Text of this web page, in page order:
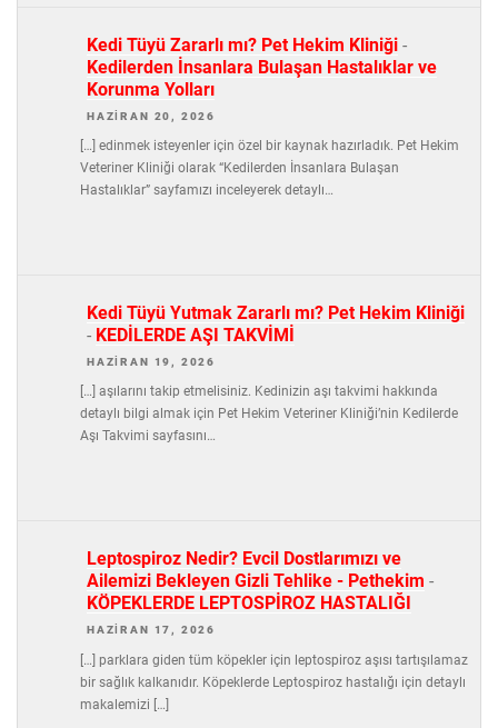
Kedi Tüyü Zararlı mı? Pet Hekim Kliniği -
Kedilerden İnsanlara Bulaşan Hastalıklar ve
Korunma Yolları
HAZIRAN 20, 2026
[…] edinmek isteyenler için özel bir kaynak hazırladık. Pet Hekim
Veteriner Kliniği olarak “Kedilerden İnsanlara Bulaşan
Hastalıklar” sayfamızı inceleyerek detaylı…
Kedi Tüyü Yutmak Zararlı mı? Pet Hekim Kliniği
- KEDİLERDE AŞI TAKVİMİ
HAZIRAN 19, 2026
[…] aşılarını takip etmelisiniz. Kedinizin aşı takvimi hakkında
detaylı bilgi almak için Pet Hekim Veteriner Kliniği’nin Kedilerde
Aşı Takvimi sayfasını…
Leptospiroz Nedir? Evcil Dostlarımızı ve
Ailemizi Bekleyen Gizli Tehlike - Pethekim -
KÖPEKLERDE LEPTOSPİROZ HASTALIĞI
HAZIRAN 17, 2026
[…] parklara giden tüm köpekler için leptospiroz aşısı tartışılamaz
bir sağlık kalkanıdır. Köpeklerde Leptospiroz hastalığı için detaylı
makalemizi […]